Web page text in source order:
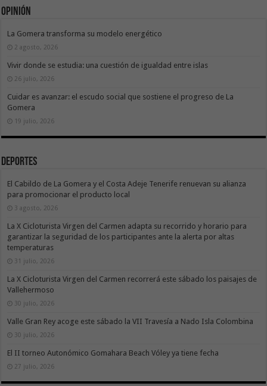
Opinión
La Gomera transforma su modelo energético
2 agosto, 2026
Vivir donde se estudia: una cuestión de igualdad entre islas
26 julio, 2026
Cuidar es avanzar: el escudo social que sostiene el progreso de La
Gomera
19 julio, 2026
Deportes
El Cabildo de La Gomera y el Costa Adeje Tenerife renuevan su alianza
para promocionar el producto local
3 agosto, 2026
La X Cicloturista Virgen del Carmen adapta su recorrido y horario para
garantizar la seguridad de los participantes ante la alerta por altas
temperaturas
31 julio, 2026
La X Cicloturista Virgen del Carmen recorrerá este sábado los paisajes de
Vallehermoso
30 julio, 2026
Valle Gran Rey acoge este sábado la VII Travesía a Nado Isla Colombina
30 julio, 2026
El II torneo Autonómico Gomahara Beach Vóley ya tiene fecha
27 julio, 2026